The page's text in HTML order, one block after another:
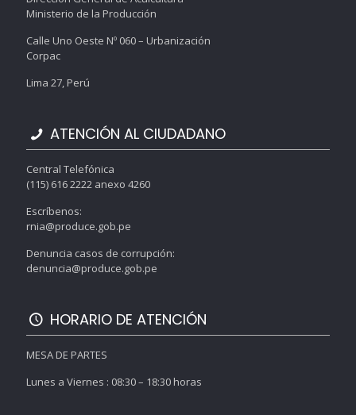
Ministerio de la Producción
Calle Uno Oeste Nº 060 – Urbanización
Corpac
Lima 27, Perú
ATENCIÓN AL CIUDADANO
Central Telefónica
(115) 616 2222 anexo 4260
Escríbenos:
rnia@produce.gob.pe
Denuncia casos de corrupción:
denuncia@produce.gob.pe
HORARIO DE ATENCIÓN
MESA DE PARTES
Lunes a Viernes : 08:30 – 18:30 horas